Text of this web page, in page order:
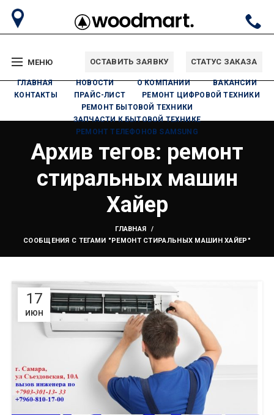
МЕНЮ ОСТАВИТЬ ЗАЯВКУ СТАТУС ЗАКАЗА
ГЛАВНАЯ НОВОСТИ О КОМПАНИИ
ВАКАНСИИ
КОНТАКТЫ
ПРАЙС-ЛИСТ
РЕМОНТ ЦИФРОВОЙ ТЕХНИКИ
РЕМОНТ БЫТОВОЙ ТЕХНИКИ
ЗАПЧАСТИ К БЫТОВОЙ ТЕХНИКЕ
РЕМОНТ ТЕЛЕФОНОВ SAMSUNG
Архив тегов: ремонт
стиральных машин
Хайер
ГЛАВНАЯ
СООБЩЕНИЯ С ТЕГАМИ "РЕМОНТ СТИРАЛЬНЫХ МАШИН ХАЙЕР"
17
ИЮН